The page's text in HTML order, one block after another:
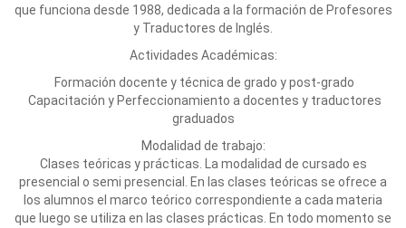
que funciona desde 1988, dedicada a la formación de Profesores
y Traductores de Inglés.
Actividades Académicas:
Formación docente y técnica de grado y post-grado
Capacitación y Perfeccionamiento a docentes y traductores
graduados
Modalidad de trabajo:
Clases teóricas y prácticas. La modalidad de cursado es
presencial o semi presencial. En las clases teóricas se ofrece a
los alumnos el marco teórico correspondiente a cada materia
que luego se utiliza en las clases prácticas. En todo momento se